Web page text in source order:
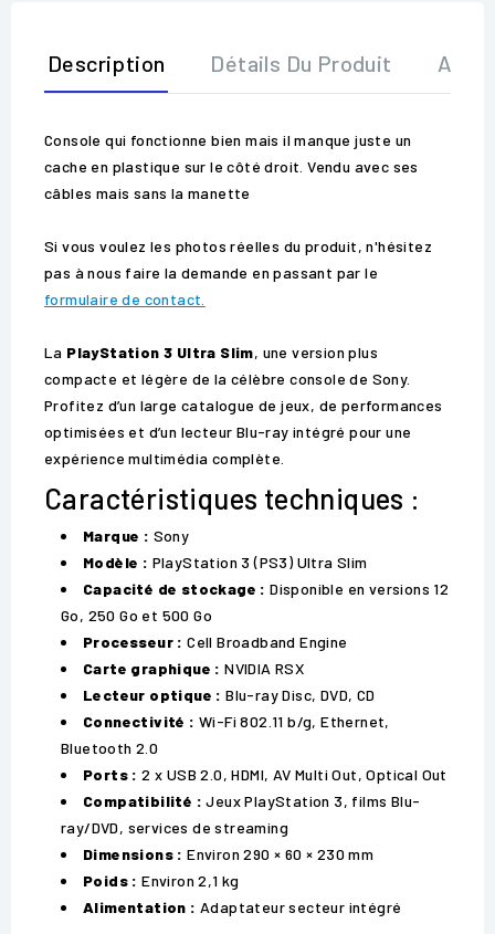
Description Détails Du Produit Avis
Console qui fonctionne bien mais il manque juste un
cache en plastique sur le côté droit. Vendu avec ses
câbles mais sans la manette
Si vous voulez les photos réelles du produit, n'hésitez
pas à nous faire la demande en passant par le
formulaire de contact.
La PlayStation 3 Ultra Slim, une version plus
compacte et légère de la célèbre console de Sony.
Profitez d’un large catalogue de jeux, de performances
optimisées et d’un lecteur Blu-ray intégré pour une
expérience multimédia complète.
Caractéristiques techniques :
Marque : Sony
Modèle : PlayStation 3 (PS3) Ultra Slim
Capacité de stockage : Disponible en versions 12
Go, 250 Go et 500 Go
Processeur : Cell Broadband Engine
Carte graphique : NVIDIA RSX
Lecteur optique : Blu-ray Disc, DVD, CD
Connectivité : Wi-Fi 802.11 b/g, Ethernet,
Bluetooth 2.0
Ports : 2 x USB 2.0, HDMI, AV Multi Out, Optical Out
Compatibilité : Jeux PlayStation 3, films Blu-
ray/DVD, services de streaming
Dimensions : Environ 290 × 60 × 230 mm
Poids : Environ 2,1 kg
Alimentation : Adaptateur secteur intégré